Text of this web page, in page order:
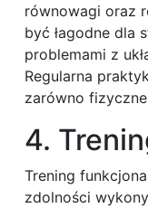
równowagi oraz
być łagodne dla
problemami z
Regularna
zarówno
4.
Trening
zdolności